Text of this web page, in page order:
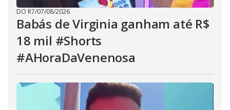
DO R7/07/08/2026
Babás de Virginia ganham até R$
18 mil #Shorts
#AHoraDaVenenosa